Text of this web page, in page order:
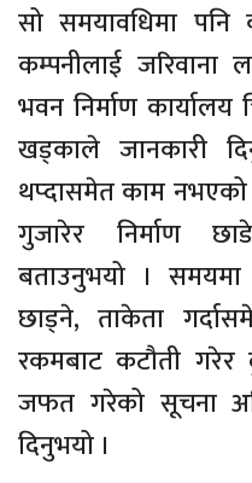
सो समयावधिमा पनि
कम्पनीलाई जरिवाना
भवन निर्माण
खड्काले जानकारी
थप्दासमेत काम
गुजारेर निर्माण
बताउनुभयो ।
छाड्ने, ताकेता
रकमबाट कटौती
जफत गरेको सूचना
दिनुभयो ।